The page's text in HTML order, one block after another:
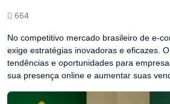
Views
664
No competitivo mercado brasileiro de e-
exige estratégias inovadoras e eficazes.
tendências e oportunidades para
sua presença online e aumentar suas